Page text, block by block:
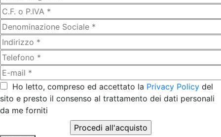
Ho letto, compreso ed accettato la Privacy Policy del
sito e presto il consenso al trattamento dei dati personali
da me forniti